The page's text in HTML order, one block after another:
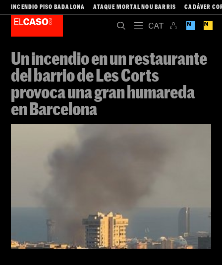
INCENDIO PISO BADALONA ATAQUE MORTAL NOU BARRIS CADÁVER
Un incendio en un restaurante
del barrio de Les Corts
provoca una gran humareda
en Barcelona